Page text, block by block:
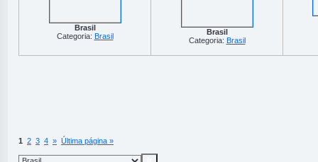
Brasil
Categoria: Brasil
Brasil
Categoria: Brasil
1 2 3 4 » Última página »